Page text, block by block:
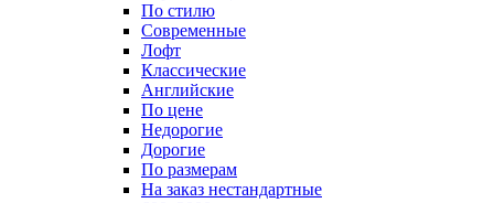
По стилю
Современные
Лофт
Классические
Английские
По цене
Недорогие
Дорогие
По размерам
На заказ нестандартные